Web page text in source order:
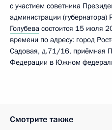
с участием советника
администрации (губернатора)
Голубева состоится 15 июля
времени по адресу: город
Садовая, д.71/16, приёмная
Федерации в Южном
Смотрите также